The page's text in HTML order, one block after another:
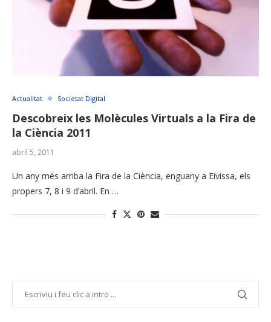
Actualitat Societat Digital
Descobreix les Molècules Virtuals a la Fira de
la Ciència 2011
abril 5, 2011
Un any més arriba la Fira de la Ciència, enguany a Eivissa, els
propers 7, 8 i 9 d’abril. En …